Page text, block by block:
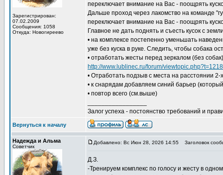
Зарегистрирован:
07.02.2009
Сообщения: 1058
Откуда: Новогиреево
переключает внимание на Вас - поощрять
Дальше проход через лакомство на команде
переключает внимание на Вас - поощрять
Главное не дать поднять и съесть кусок с
• на комплексе постепенно уменьшать
уже без куска в руке. Следить, чтобы собака
• отработать жесты перед зеркалом (без собак)
http://www.lublinec.ru/forum/viewtopic.php?t=1218
• Отработать подзыв с места на расстоянии
• к снарядам добавляем синий барьер
• повтор всего (см.выше)
Залог успеха - постоянство требований и
Вернуться к началу
Надежда и Альма
Советчик
Добавлено: Вс Июн 28, 2026 14:55 Заголовок
Д.З.
-Тренируем комплекс по голосу и жесту в